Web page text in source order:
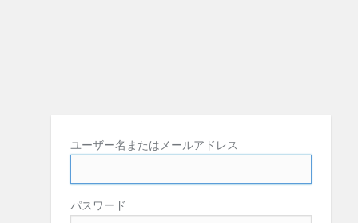
ユーザー名またはメールアドレス
パスワード